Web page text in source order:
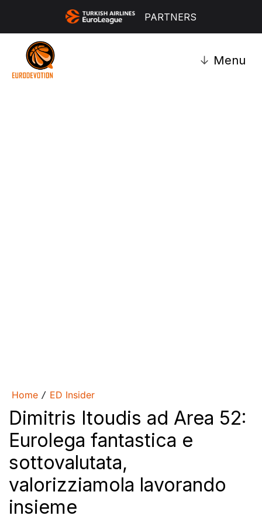
PARTNERS
↓ Menu
Home / ED Insider
Dimitris Itoudis ad Area 52:
Eurolega fantastica e
sottovalutata,
valorizziamola lavorando
insieme